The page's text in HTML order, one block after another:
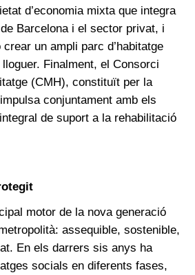
d’economia mixta que integra
de Barcelona i el sector privat, i
un ampli parc d’habitatge
Finalment, el Consorci
(CMH), constituït per la
conjuntament amb els
de suport a la rehabilitació
motor de la nova generació
assequible, sostenible,
En els darrers sis anys ha
socials en diferents fases,